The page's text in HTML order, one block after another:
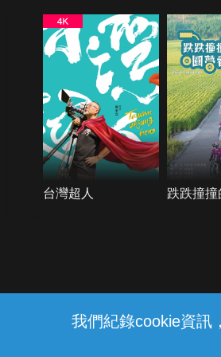
我們紀錄cookie資訊
台灣超人 跌跌撞